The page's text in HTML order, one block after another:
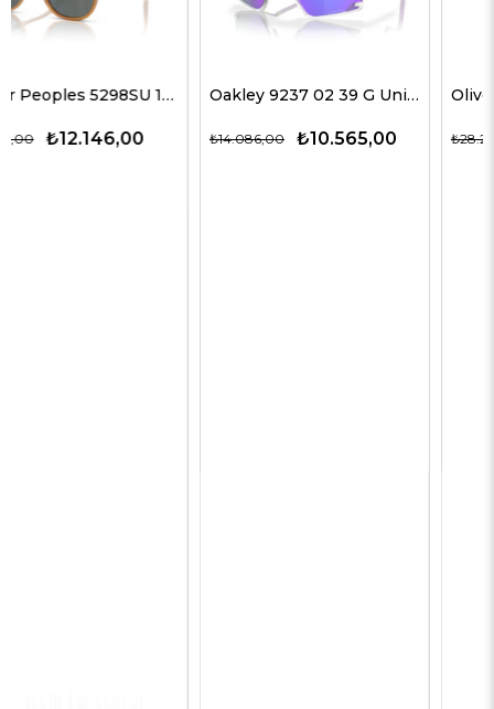
Oakley 9237 02 39 G Unisex Güneş Gözlükleri
₺10.565,00
₺14.086,00
Oliver Peoples 5514SU 1678C5 51 G Unisex Güneş Gözlükleri
₺14.143,00
₺28.285,00